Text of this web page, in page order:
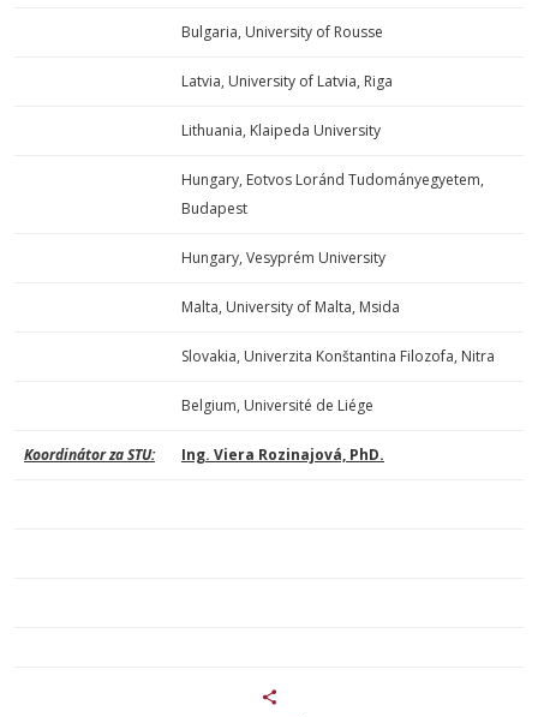
Bulgaria, University of Rousse
Latvia, University of Latvia, Riga
Lithuania, Klaipeda University
Hungary, Eotvos Loránd Tudományegyetem,
Budapest
Hungary, Vesyprém University
Malta, University of Malta, Msida
Slovakia, Univerzita Konštantina Filozofa, Nitra
Belgium, Université de Liége
Koordinátor za STU: Ing. Viera Rozinajová, PhD.